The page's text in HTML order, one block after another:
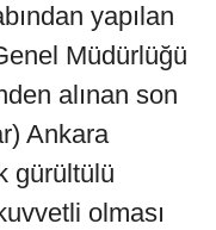
yapılan
Müdürlüğü
alınan son
Ankara
gürültülü
olması